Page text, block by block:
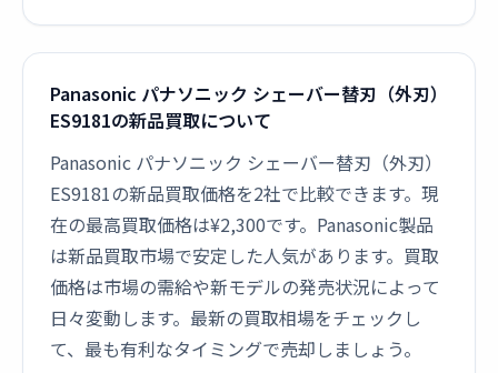
Panasonic パナソニック シェーバー替刃（外刃）
ES9181の新品買取について
Panasonic パナソニック シェーバー替刃（外刃）
ES9181の新品買取価格を2社で比較できます。現
在の最高買取価格は¥2,300です。Panasonic製品
は新品買取市場で安定した人気があります。買取
価格は市場の需給や新モデルの発売状況によって
日々変動します。最新の買取相場をチェックし
て、最も有利なタイミングで売却しましょう。